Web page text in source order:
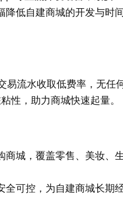
低自建商城的开发与时
易流水收取低费率，无任
性，助力商城快速起量。
城，覆盖零售、美妆、
可控，为自建商城长期经